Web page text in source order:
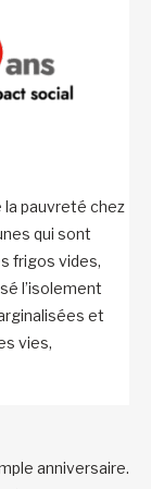
la pauvreté chez
qui sont
frigos vides,
l’isolement
et
vies,
anniversaire.